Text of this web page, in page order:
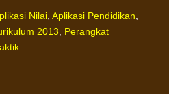
Nilai, Aplikasi Pendidikan,
2013, Perangkat